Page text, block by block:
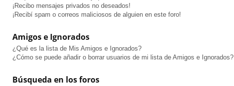
¡Recibo mensajes privados no deseados!
¡Recibí spam o correos maliciosos de alguien en este foro!
Amigos e Ignorados
¿Qué es la lista de Mis Amigos e Ignorados?
¿Cómo se puede añadir o borrar usuarios de mi lista de Amigos e Ignorados?
Búsqueda en los foros